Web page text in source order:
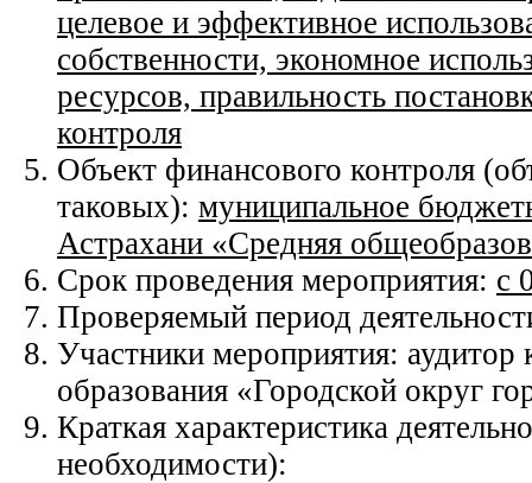
целевое и эффективное
собственности, экономное
ресурсов, правильность
контроля
Объект финансового контроля
таковых): муниципальное
Астрахани «Средняя
Срок проведения мероприятия: с
Проверяемый период
Участники мероприятия: аудитор
образования «Городской округ
Краткая характеристика
необходимости):